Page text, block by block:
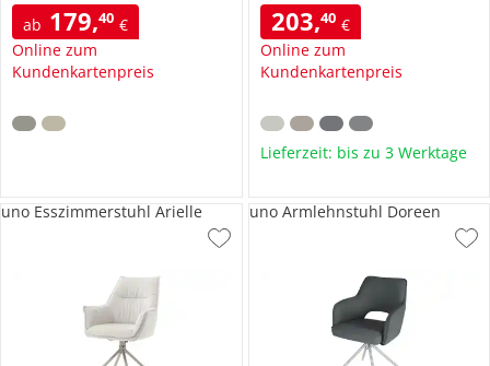
ab 179,40 €
Online zum
Kundenkartenpreis
203,40 €
Online zum
Kundenkartenpreis
Lieferzeit: bis zu 3 Werktage
uno Esszimmerstuhl Arielle uno Armlehnstuhl Doreen